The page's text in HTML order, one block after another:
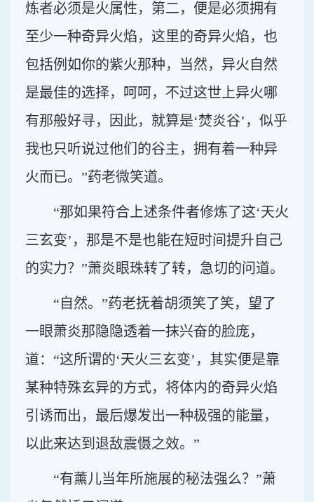
炼者必须是火属性，第二，便是必须拥有
至少一种奇异火焰，这里的奇异火焰，也
包括例如你的紫火那种，当然，异火自然
是最佳的选择，呵呵，不过这世上异火哪
有那般好寻，因此，就算是‘焚炎谷’，似乎
我也只听说过他们的谷主，拥有着一种异
火而已。”药老微笑道。
“那如果符合上述条件者修炼了这‘天火
三玄变’，那是不是也能在短时间提升自己
的实力？”萧炎眼珠转了转，急切的问道。
“自然。”药老抚着胡须笑了笑，望了
一眼萧炎那隐隐透着一抹兴奋的脸庞，
道：“这所谓的‘天火三玄变’，其实便是靠
某种特殊玄异的方式，将体内的奇异火焰
引诱而出，最后爆发出一种极强的能量，
以此来达到退敌震慑之效。”
“有薰儿当年所施展的秘法强么？”萧